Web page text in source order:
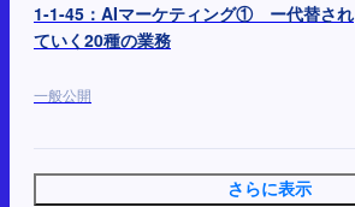
1-1-45：AIマーケティング① ー代替され
ていく20種の業務
一般公開
さらに表示